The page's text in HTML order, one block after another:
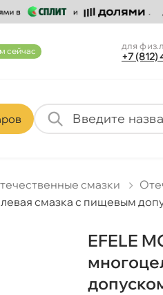
сейчас для
+7 (812)
смазки
смазка с пищевым
EFELE